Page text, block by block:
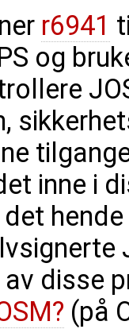
r6941
og
inne i
disse
(på